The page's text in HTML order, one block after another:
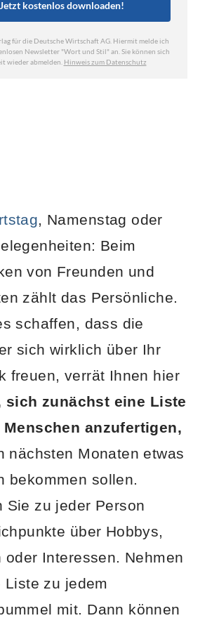
, Namenstag oder
Beim
von Freunden und
zählt das Persönliche.
schaffen, dass die
sich wirklich über Ihr
freuen, verrät Ihnen hier
sich zunächst eine Liste
anzufertigen,
nächsten Monaten etwas
bekommen sollen.
Sie zu jeder Person
über Hobbys,
oder Interessen. Nehmen
Liste zu jedem
mit. Dann können